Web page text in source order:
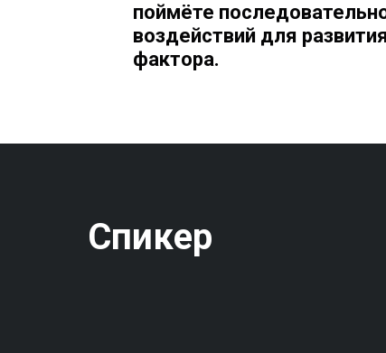
поймёте
воздействий для
фактора.
Спикер